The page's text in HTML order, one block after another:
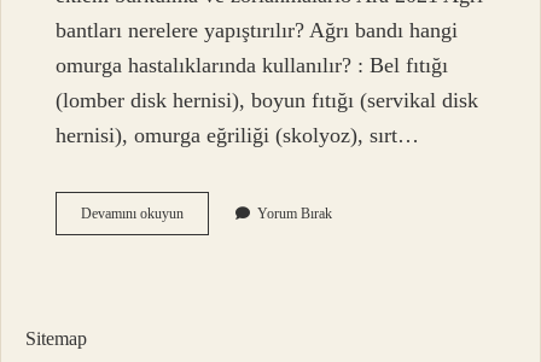
bantları nerelere yapıştırılır? Ağrı bandı hangi
omurga hastalıklarında kullanılır? : Bel fıtığı
(lomber disk hernisi), boyun fıtığı (servikal disk
hernisi), omurga eğriliği (skolyoz), sırt…
Devamını okuyunBitkisel
Ağrı
Yorum Bırak
Sitemap